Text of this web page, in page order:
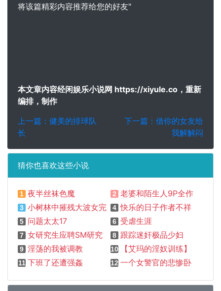
将该篇精彩内容推荐给您的好友"
本文章内容经闲娱乐小说网 https://xiyule.co，重新
编排，制作
上一篇：健美的排球队
长
下一篇：借你的女友给
我解解闷
猜你也喜欢这些小说
1 夜半丝袜色魔 2 老婆和陌生人9P全作者不详
3 小树林中摧残大波女完 4 快乐的日子作者不祥
5 问题太太17 6 受虐生涯
7 女研究生应聘SM研究所作者不详 8 跟踪迷奸极品少妇
9 淫荡的我被调教 10 【艾玛的淫奴训练】
11 下班了还遭强姦 12 一个女警官的悲惨卧底经历